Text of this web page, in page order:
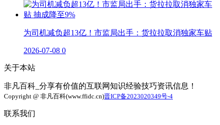
为司机减负超13亿！市监局出手：货拉拉取消独家车贴
2026-07-08 0
关于本站
非凡百科_分享有价值的互联网知识经验技巧资讯信息！
Copyright @ 非凡百科(www.ffidc.cn)晋ICP备2023020349号-4
联系我们